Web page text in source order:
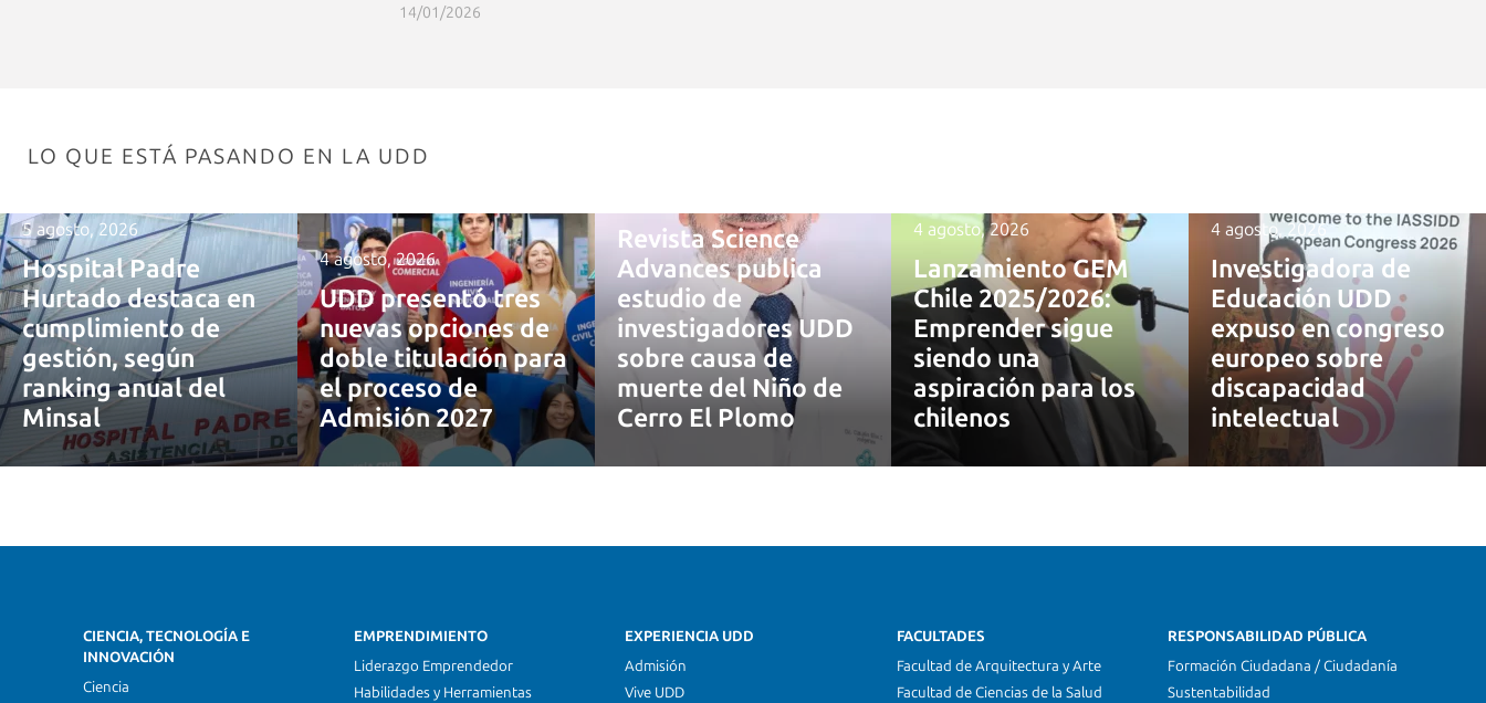
14/01/2026
LO QUE ESTÁ PASANDO EN LA UDD
5 agosto, 2026
Hospital Padre
Hurtado destaca en
cumplimiento de
gestión, según
ranking anual del
Minsal
4 agosto, 2026
UDD presentó tres
nuevas opciones de
doble titulación para
el proceso de
Admisión 2027
Revista Science
Advances publica
estudio de
investigadores UDD
sobre causa de
muerte del Niño de
Cerro El Plomo
4 agosto, 2026
Lanzamiento GEM
Chile 2025/2026:
Emprender sigue
siendo una
aspiración para los
chilenos
4 agosto, 2026
Investigadora de
Educación UDD
expuso en congreso
europeo sobre
discapacidad
intelectual
CIENCIA, TECNOLOGÍA E
INNOVACIÓN
Ciencia
EMPRENDIMIENTO
Liderazgo Emprendedor
Habilidades y Herramientas
EXPERIENCIA UDD
Admisión
Vive UDD
FACULTADES
Facultad de Arquitectura y Arte
Facultad de Ciencias de la Salud
RESPONSABILIDAD PÚBLICA
Formación Ciudadana / Ciudadanía
Sustentabilidad